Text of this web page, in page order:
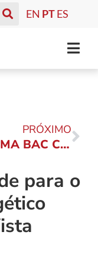
EN PT ES
PRÓXIMO
SISTEMA BAC CEN 20-14: Controle bacteriano na fermentação para redução de custos, acidentes e contaminação do solo
para o